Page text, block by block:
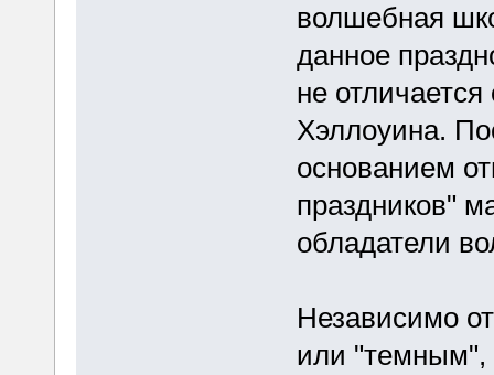
волшебная
данное
не отличается
Хэллоуина.
основанием
праздников"
обладатели
Независимо
или "темным",